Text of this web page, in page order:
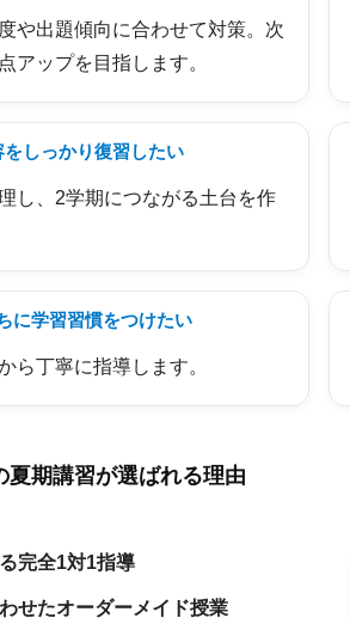
や出題傾向に合わせて対策。次
アップを目指します。
しっかり復習したい
し、2学期につながる土台を作
に学習習慣をつけたい
ら丁寧に指導します。
夏期講習が選ばれる理由
完全1対1指導
せたオーダーメイド授業